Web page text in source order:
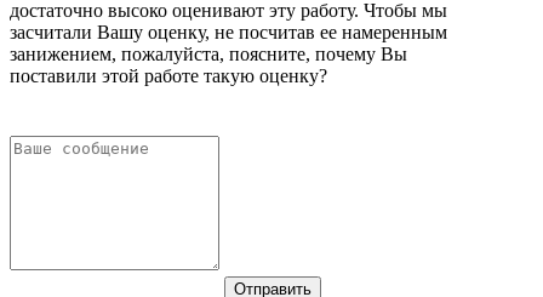
достаточно высоко оценивают эту работу. Чтобы мы
засчитали Вашу оценку, не посчитав ее намеренным
занижением, пожалуйста, поясните, почему Вы
поставили этой работе такую оценку?
Отправить